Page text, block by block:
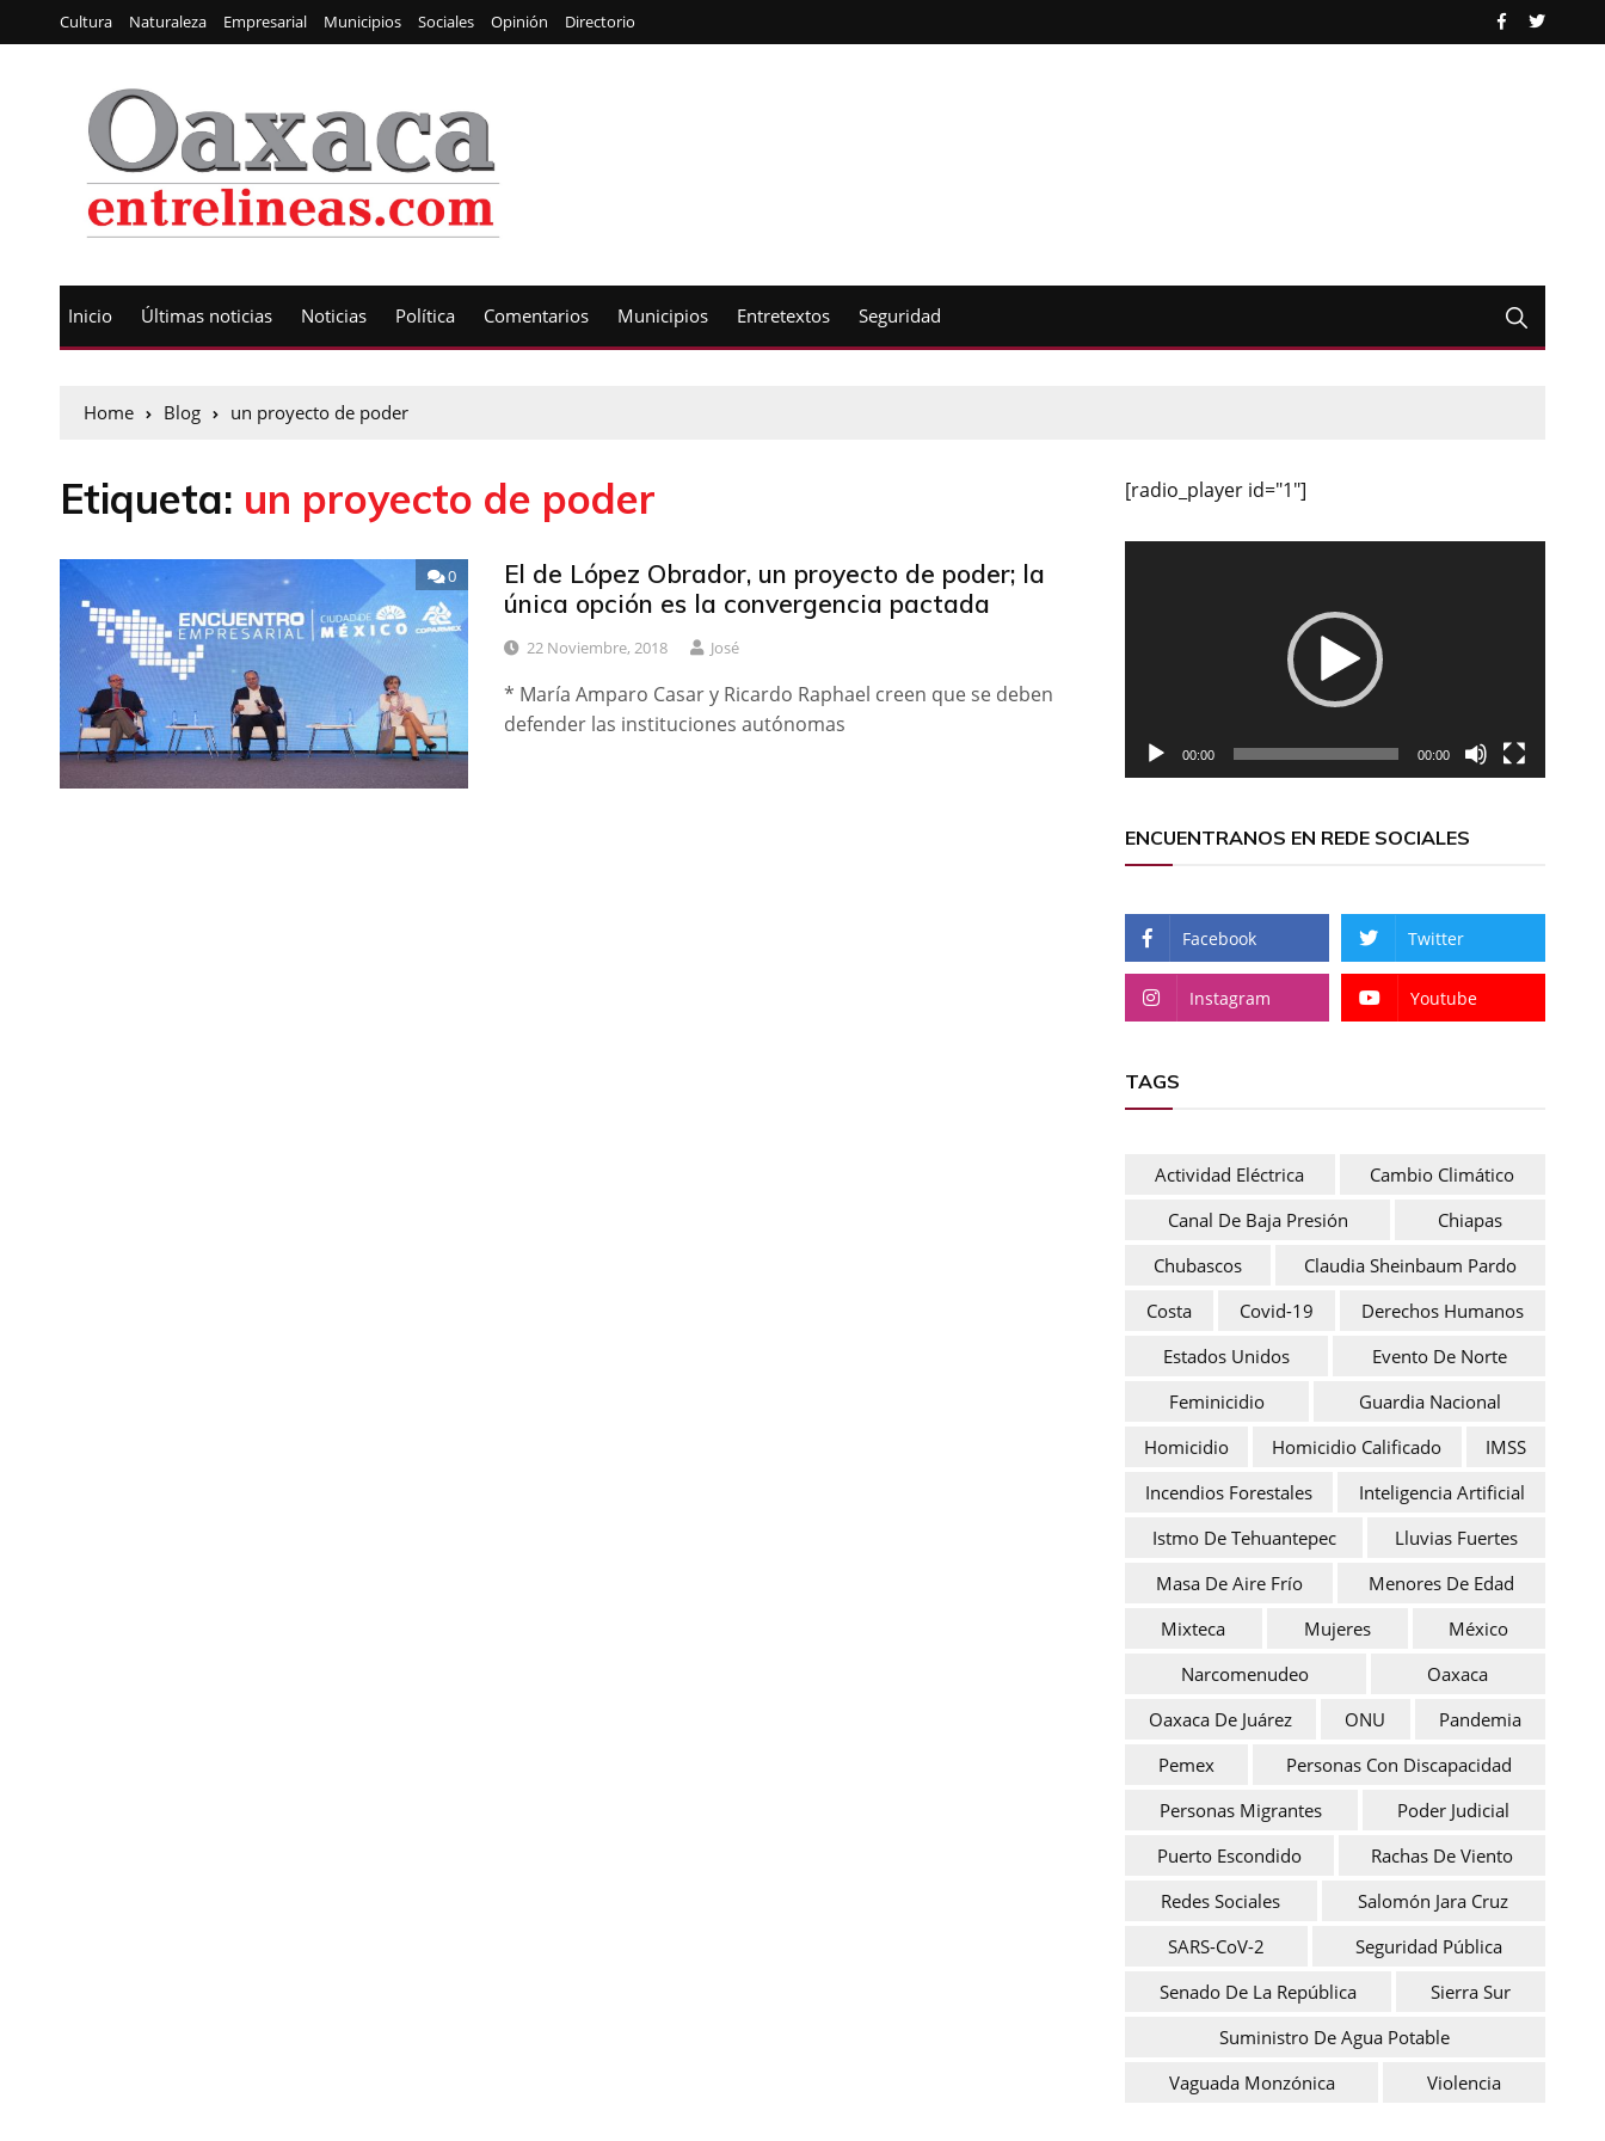
Cultura Naturaleza Empresarial Municipios Sociales Opinión Directorio
Inicio Últimas noticias Noticias Política Comentarios Municipios Entretextos Seguridad
Home Blog un proyecto de poder
Etiqueta: un proyecto de poder
0
El de López Obrador, un proyecto de poder; la
única opción es la convergencia pactada
22 Noviembre, 2018 José
* María Amparo Casar y Ricardo Raphael creen que se deben
defender las instituciones autónomas
[radio_player id="1"]
00:00 00:00
ENCUENTRANOS EN REDE SOCIALES
Facebook Twitter
Instagram Youtube
TAGS
Actividad Eléctrica
Cambio Climático
Canal De Baja Presión
Chiapas
Chubascos
Claudia Sheinbaum Pardo
Costa
Covid-19
Derechos Humanos
Estados Unidos
Evento De Norte
Feminicidio
Guardia Nacional
Homicidio
Homicidio Calificado
IMSS
Incendios Forestales
Inteligencia Artificial
Istmo De Tehuantepec
Lluvias Fuertes
Masa De Aire Frío
Menores De Edad
Mixteca
Mujeres
México
Narcomenudeo
Oaxaca
Oaxaca De Juárez
ONU
Pandemia
Pemex
Personas Con Discapacidad
Personas Migrantes
Poder Judicial
Puerto Escondido
Rachas De Viento
Redes Sociales
Salomón Jara Cruz
SARS-CoV-2
Seguridad Pública
Senado De La República
Sierra Sur
Suministro De Agua Potable
Vaguada Monzónica
Violencia